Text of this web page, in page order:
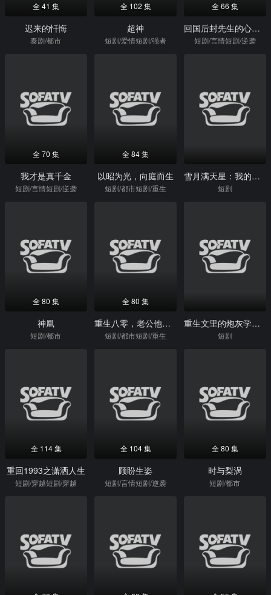
全 41 集
迟来的忏悔
泰剧/都市
全 102 集
超神
短剧/爱情短剧/强者
全 66 集
回国后封先生的心尖宠杀疯了
短剧/言情短剧/逆袭
全 70 集
我才是真千金
短剧/言情短剧/逆袭
全 84 集
以昭为光，向庭而生
短剧/都市短剧/重生
雪月满天星：我的老板竟是前女友妹妹
短剧
全 80 集
神凰
短剧/都市
全 80 集
重生八零，老公他深情又黏人
短剧/都市短剧/重生
重生文里的炮灰学渣路人甲
短剧
全 114 集
重回1993之潇洒人生
短剧/穿越短剧/穿越
全 104 集
顾盼生姿
短剧/言情短剧/逆袭
全 80 集
时与梨涡
短剧/都市